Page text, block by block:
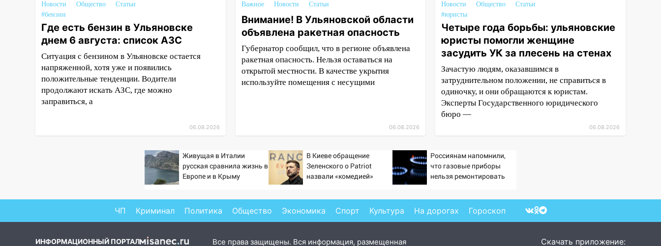
творческой энергии и отличные
шансы исправить старые
ошибки
06.08.2026
23:20 Прогноз погоды на 7
августа в Ульяновской области
20:04 Ульяновцев приглашают
на забег, посвящённый Дню
воздушного флота России
компании наказали за сокрытие
прошлого своего сотрудник
В Ульяновск едут звезды
Ульяновский областной
суд оставил в силе приговор
«УльяновскФармации» за
Новости Общество
Статьи
#бензин
Где есть бензин в Ульяновске
днем 6 августа: список АЗС
Ситуация с бензином в Ульяновске остается
напряженной, хотя уже и появились
положительные тенденции. Водители
продолжают искать АЗС, где можно
заправиться, а
06.08.2026
Важное Новости Статьи
Внимание! В Ульяновской области
объявлена ракетная опасность
Губернатор сообщил, что в регионе объявлена
ракетная опасность. Нельзя оставаться на
открытой местности. В качестве укрытия
используйте помещения с несущими
06.08.2026
Новости Общество
Статьи
#юристы
Четыре года борьбы: ульяновские
юристы помогли женщине
засудить УК за плесень на стенах
Зачастую людям, оказавшимся в
затруднительном положении, не справиться в
одиночку, и они обращаются к юристам.
Эксперты Государственного юридического
бюро —
06.08.2026
Живущая в Италии
русская сравнила жизнь в
Европе и в Крыму
В Киеве обращение
Зеленского о Patriot
назвали «комедией»
Россиянам напомнили,
что газовые приборы
нельзя ремонтировать
ЧП Криминал Политика Общество Экономика Спорт Культура На дорогах Гороскоп
ИНФОРМАЦИОННЫЙ ПОРТАЛ Все права защищены. Вся информация, размещенная Скачать приложение: